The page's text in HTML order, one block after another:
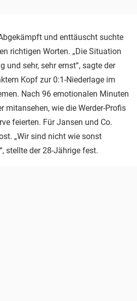
und enttäuscht suchte
richtigen Worten. „Die Situation
und sehr, sehr ernst“, sagte der
Kopf zur 0:1-Niederlage im
Nach 96 emotionalen Minuten
mitansehen, wie die Werder-Profis
feierten. Für Jansen und Co.
„Wir sind nicht wie sonst
stellte der 28-Jährige fest.